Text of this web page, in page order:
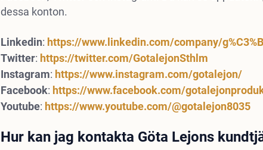
dessa konton.
Linkedin: https://www.linkedin.com/company/
Twitter: https://twitter.com/GotalejonSthlm
Instagram: https://www.instagram.com/gotalejon/
Facebook: https://www.facebook.com/
Youtube: https://www.youtube.com/@gotalejon8035
Hur kan jag kontakta Göta Lejons